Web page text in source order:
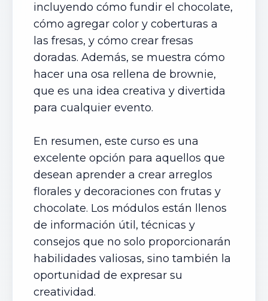
incluyendo cómo fundir el chocolate,
cómo agregar color y coberturas a
las fresas, y cómo crear fresas
doradas. Además, se muestra cómo
hacer una osa rellena de brownie,
que es una idea creativa y divertida
para cualquier evento.
En resumen, este curso es una
excelente opción para aquellos que
desean aprender a crear arreglos
florales y decoraciones con frutas y
chocolate. Los módulos están llenos
de información útil, técnicas y
consejos que no solo proporcionarán
habilidades valiosas, sino también la
oportunidad de expresar su
creatividad.